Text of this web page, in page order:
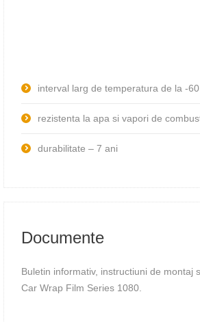
interval larg de temperatura de la -
rezistenta la apa si vapori de
durabilitate – 7 ani
Documente
Buletin informativ, instructiuni de montaj
Car Wrap Film Series 1080.